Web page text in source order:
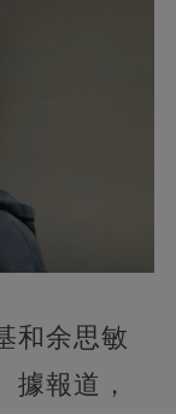
和余思敏
據報道，